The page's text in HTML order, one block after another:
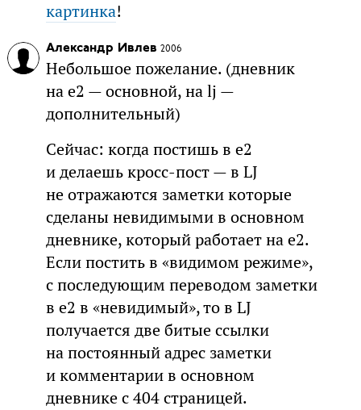
картинка!
Александр Ивлев 2006
Небольшое пожелание. (дневник
на e2 — основной, на lj —
дополнительный)
Сейчас: когда постишь в e2
и делаешь кросс-пост — в LJ
не отражаются заметки которые
сделаны невидимыми в основном
дневнике, который работает на e2.
Если постить в «видимом режиме»,
с последующим переводом заметки
в e2 в «невидимый», то в LJ
получается две битые ссылки
на постоянный адрес заметки
и комментарии в основном
дневнике с 404 страницей.